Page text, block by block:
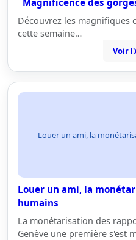
Magnificence des
Découvrez les magnifiques
cette semaine…
Voir
Louer un ami, la
Louer un ami, la
humains
La monétarisation des
Genève une première s'est